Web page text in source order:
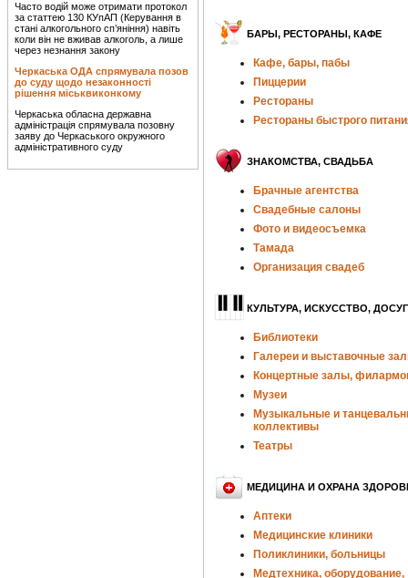
Часто водій може отримати протокол
за статтею 130 КУпАП (Керування в
стані алкогольного сп’яніння) навіть
коли він не вживав алкоголь, а лише
через незнання закону
Черкаська ОДА спрямувала позов
до суду щодо незаконності
рішення міськвиконкому
Черкаська обласна державна
адміністрація спрямувала позовну
заяву до Черкаського окружного
адміністративного суду
БАРЫ, РЕСТОРАНЫ, КАФЕ
Кафе, бары, пабы
Пиццерии
Рестораны
Рестораны быстрого
ЗНАКОМСТВА, СВАДЬБА
Брачные агентства
Свадебные салоны
Фото и видеосъемка
Тамада
Организация свадеб
КУЛЬТУРА, ИСКУССТВО, ДОСУГ
Библиотеки
Галереи и выставочные
Концертные залы,
Музеи
Музыкальные и
коллективы
Театры
МЕДИЦИНА И ОХРАНА
Аптеки
Медицинские клиники
Поликлиники, больницы
Медтехника, оборудование,